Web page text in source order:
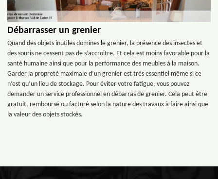
Débarrasser un grenier
Quand des objets inutiles domines le grenier, la présence des insectes et
des souris ne cessent pas de s’accroitre. Et cela est moins favorable pour la
santé humaine ainsi que pour la performance des meubles à la maison.
Garder la propreté maximale d’un grenier est très essentiel même si ce
n’est qu’un lieu de stockage. Pour éviter votre fatigue, vous pouvez
demander un service professionnel en débarras de grenier. Cela peut être
gratuit, remboursé ou facturé selon la nature des travaux à faire ainsi que
la valeur des objets stockés.